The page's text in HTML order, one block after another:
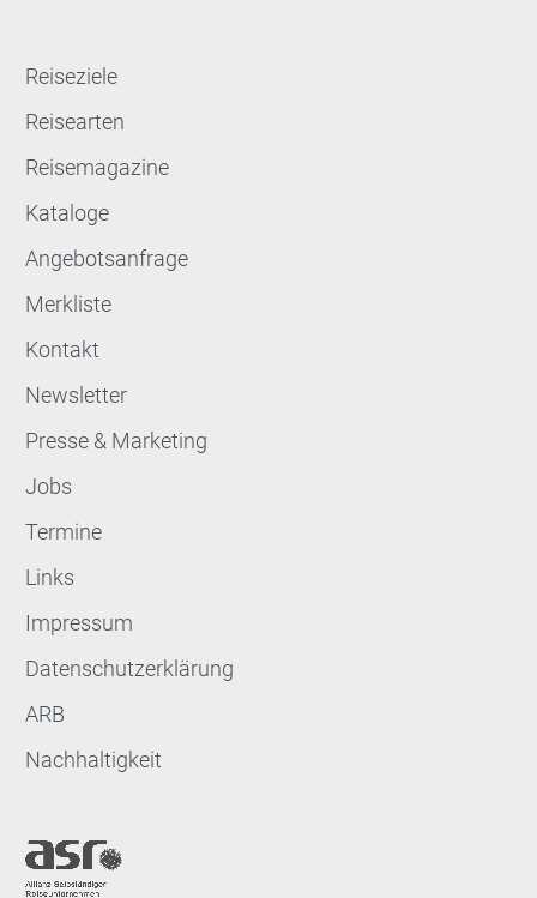
Reiseziele
Reisearten
Reisemagazine
Kataloge
Angebotsanfrage
Merkliste
Kontakt
Newsletter
Presse & Marketing
Jobs
Termine
Links
Impressum
Datenschutzerklärung
ARB
Nachhaltigkeit